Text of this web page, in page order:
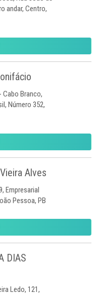
andar, Centro,
Cabo Branco,
Número 352,
Alves
Empresarial
Pessoa, PB
DIAS
Ledo, 121,